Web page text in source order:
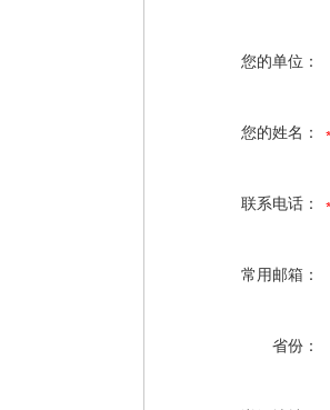
您的单位：
您的姓名：
联系电话：
常用邮箱：
省份：